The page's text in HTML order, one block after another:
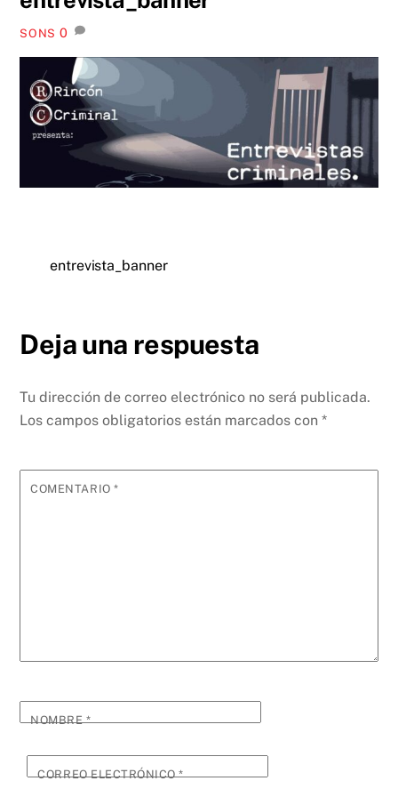
SONS 0
entrevista_banner
Deja una respuesta
Tu dirección de correo electrónico no será publicada.
Los campos obligatorios están marcados con*
COMENTARIO*
NOMBRE*
CORREO ELECTRÓNICO*